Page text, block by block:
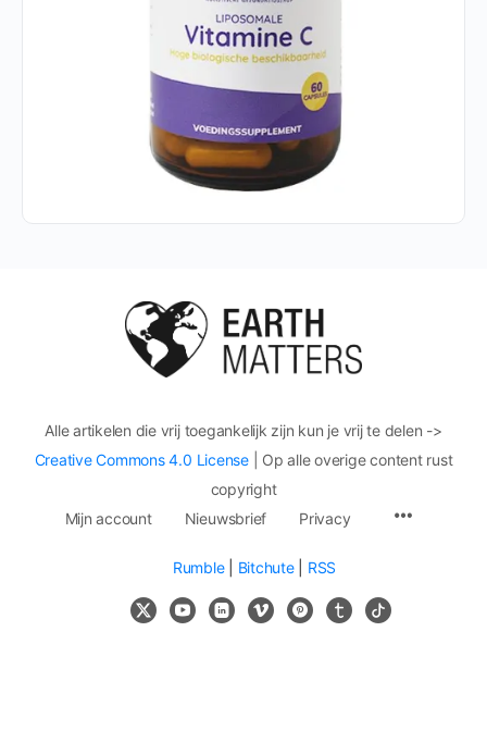
Alle artikelen die vrij toegankelijk zijn kun je vrij te delen ->
Creative Commons 4.0 License| Op alle overige content rust
copyright
Mijn account
Nieuwsbrief Privacy
Rumble| Bitchute| RSS